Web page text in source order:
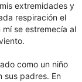
extremidades y
respiración el
se estremecía al
como un niño
sus padres. En